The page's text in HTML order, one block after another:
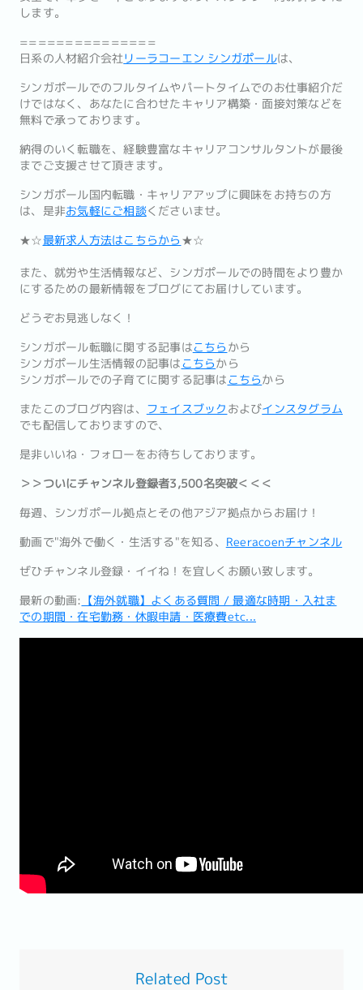
します。
===============
日系の人材紹介会社リーラコーエン シンガポールは、
シンガポールでのフルタイムやパートタイムでのお仕事紹介だ
けではなく、あなたに合わせたキャリア構築・面接対策などを
無料で承っております。
納得のいく転職を、経験豊富なキャリアコンサルタントが最後
までご支援させて頂きます。
シンガポール国内転職・キャリアアップに興味をお持ちの方
は、是非お気軽にご相談くださいませ。
★☆最新求人方法はこちらから ★☆
また、就労や生活情報など、シンガポールでの時間をより豊か
にするための最新情報をブログにてお届けしています。
どうぞお見逃しなく！
シンガポール転職に関する記事はこちら から
シンガポール生活情報の記事はこちらから
シンガポールでの子育てに関する記事はこちらから
またこのブログ内容は、 フェイスブック およびインスタグラム
でも配信しておりますので、
是非いいね・フォローをお待ちしております。
＞＞ついにチャンネル登録者3,500名突破＜＜＜
毎週、シンガポール拠点とその他アジア拠点からお届け！
動画で"海外で働く・生活する"を知る、 Reeracoenチャンネル
ぜひチャンネル登録・イイね！を宜しくお願い致します。
最新の動画: 【海外就職】よくある質問 / 最適な時期・入社ま
での期間・在宅勤務・休暇申請・医療費etc...
Related Post